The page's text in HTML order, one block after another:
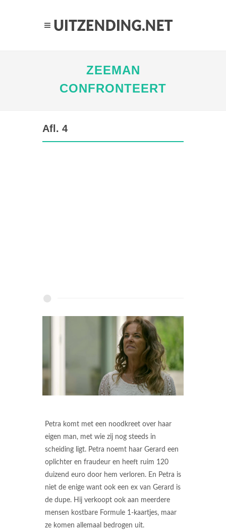
ZEEMAN
CONFRONTEERT
Afl. 4
Petra komt met een noodkreet over haar
eigen man, met wie zij nog steeds in
scheiding ligt. Petra noemt haar Gerard een
oplichter en fraudeur en heeft ruim 120
duizend euro door hem verloren. En Petra is
niet de enige want ook een ex van Gerard is
de dupe. Hij verkoopt ook aan meerdere
mensen kostbare Formule 1-kaartjes, maar
ze komen allemaal bedrogen uit.